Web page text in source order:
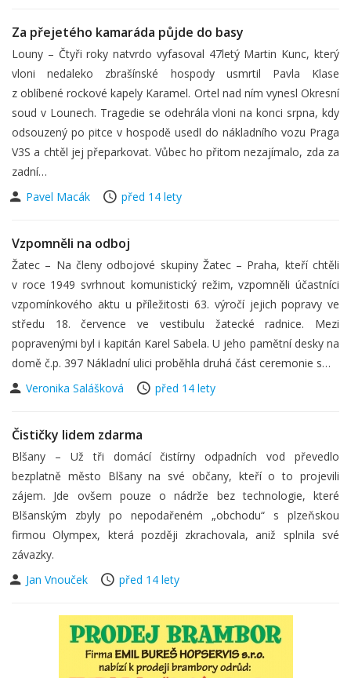
Za přejetého kamaráda půjde do basy
Louny – Čtyři roky natvrdo vyfasoval 47letý Martin Kunc, který
vloni nedaleko zbrašínské hospody usmrtil Pavla Klase
z oblíbené rockové kapely Karamel. Ortel nad ním vynesl Okresní
soud v Lounech. Tragedie se odehrála vloni na konci srpna, kdy
odsouzený po pitce v hospodě usedl do nákladního vozu Praga
V3S a chtěl jej přeparkovat. Vůbec ho přitom nezajímalo, zda za
zadní…
Pavel Macák
před 14 lety
Vzpomněli na odboj
Žatec – Na členy odbojové skupiny Žatec – Praha, kteří chtěli
v roce 1949 svrhnout komunistický režim, vzpomněli účastníci
vzpomínkového aktu u příležitosti 63. výročí jejich popravy ve
středu 18. července ve vestibulu žatecké radnice. Mezi
popravenými byl i kapitán Karel Sabela. U jeho pamětní desky na
domě č.p. 397 Nákladní ulici proběhla druhá část ceremonie s…
Veronika Salášková
před 14 lety
Čističky lidem zdarma
Blšany – Už tři domácí čistírny odpadních vod převedlo
bezplatně město Blšany na své občany, kteří o to projevili
zájem. Jde ovšem pouze o nádrže bez technologie, které
Blšanským zbyly po nepodařeném „obchodu“ s plzeňskou
firmou Olympex, která později zkrachovala, aniž splnila své
závazky.
Jan Vnouček
před 14 lety